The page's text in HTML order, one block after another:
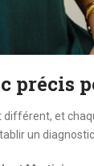
précis
différent, et
un